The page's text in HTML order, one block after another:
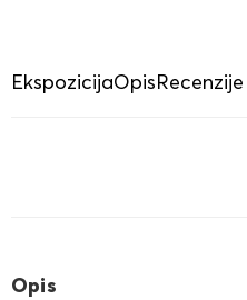
EkspozicijaOpisRecenzije
Opis